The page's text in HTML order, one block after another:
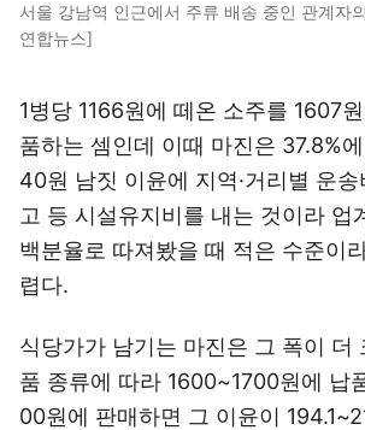
서울 강남역 인근에서 주류 배송 중인 관계자
연합뉴스]
1병당 1166원에 떼온 소주를 1607
품하는 셈인데 이때 마진은 37.8%
40원 남짓 이윤에 지역·거리별 운
고 등 시설유지비를 내는 것이라 업
백분율로 따져봤을 때 적은 수준이
렵다.
식당가가 남기는 마진은 그 폭이 더
품 종류에 따라 1600~1700원에 납
00원에 판매하면 그 이윤이